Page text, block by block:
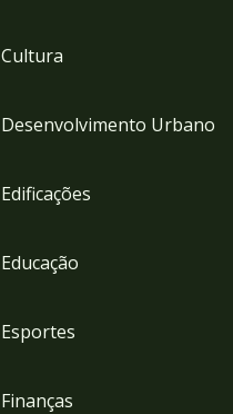
Cultura
Desenvolvimento Urbano
Edificações
Educação
Esportes
Finanças